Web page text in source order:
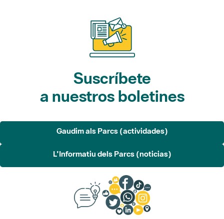
Suscríbete
a nuestros boletines
Gaudim als Parcs (actividades)
L'Informatiu dels Parcs (noticias)